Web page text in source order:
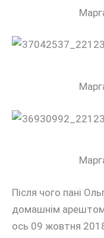
Після чого пані
домашнім арештом
ось 09 жовтня